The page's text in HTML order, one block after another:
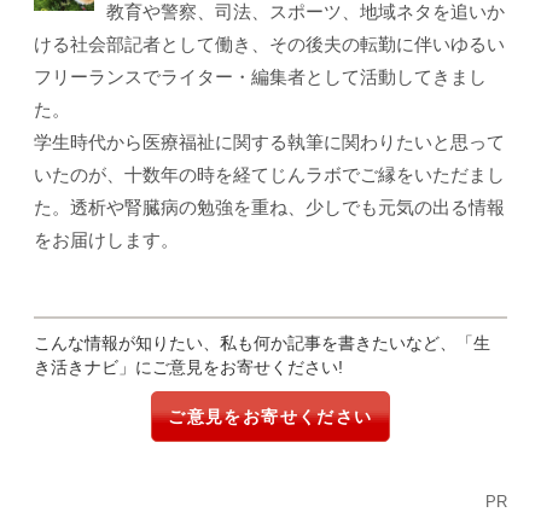
教育や警察、司法、スポーツ、地域ネタを追いか
ける社会部記者として働き、その後夫の転勤に伴いゆるい
フリーランスでライター・編集者として活動してきまし
た。
学生時代から医療福祉に関する執筆に関わりたいと思って
いたのが、十数年の時を経てじんラボでご縁をいただまし
た。透析や腎臓病の勉強を重ね、少しでも元気の出る情報
をお届けします。
こんな情報が知りたい、私も何か記事を書きたいなど、「生
き活きナビ」にご意見をお寄せください!
ご意見をお寄せください
PR